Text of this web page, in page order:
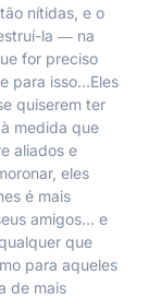
nítidas, e o
la ― na
for preciso
para isso…Eles
quiserem ter
medida que
aliados e
eles
é mais
amigos… e
que
para aqueles
de mais